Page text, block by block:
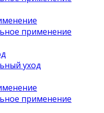
применение
уход
применение